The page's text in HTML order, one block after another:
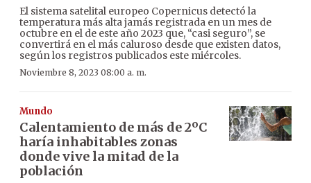
El sistema satelital europeo Copernicus detectó la
temperatura más alta jamás registrada en un mes de
octubre en el de este año 2023 que, “casi seguro”, se
convertirá en el más caluroso desde que existen datos,
según los registros publicados este miércoles.
Noviembre 8, 2023 08:00 a. m.
Mundo
Calentamiento de más de 2ºC
haría inhabitables zonas
donde vive la mitad de la
población